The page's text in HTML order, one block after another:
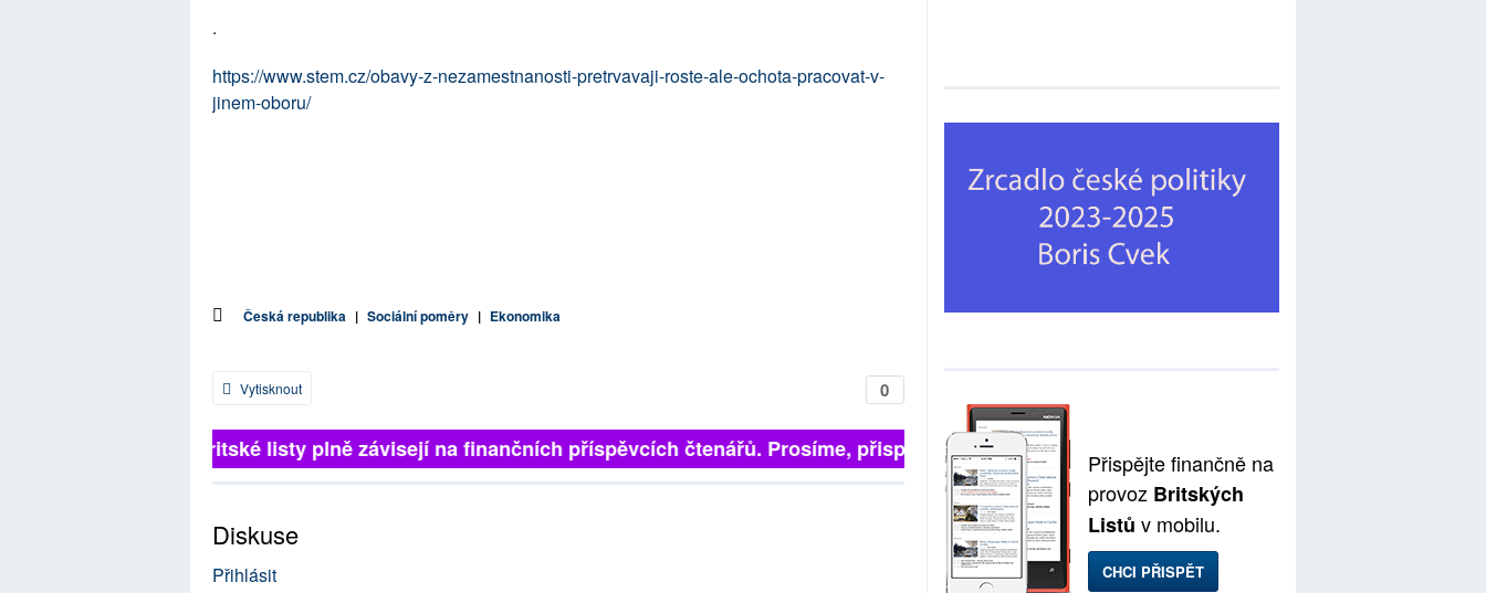
.
https://www.stem.cz/obavy-z-nezamestnanosti-pretrvavaji-roste-ale-ochota-pracovat-v-
jinem-oboru/
Česká republika | Sociální poměry | Ekonomika
0
Vytisknout
Britské listy plně závisejí na finančních příspěvcích čtenářů. Prosíme, přispějte. ➥
Diskuse
Přihlásit
Přispějte finančně na
provoz Britských
Listů v mobilu.
CHCI PŘISPĚT